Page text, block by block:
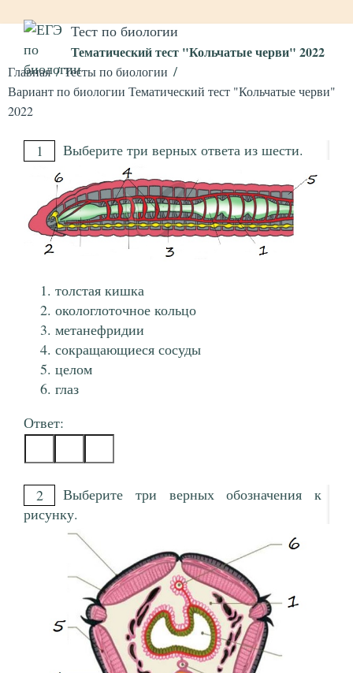
Тест по биологии
Тематический тест "Кольчатые черви" 2022
Главная
Тесты по биологии
Вариант по биологии Тематический тест "Кольчатые черви"
2022
1 Выберите три верных ответа из шести.
толстая кишка
окологлоточное кольцо
метанефридии
сокращающиеся сосуды
целом
глаз
Ответ:
2
Выберите три верных обозначения к
рисунку.